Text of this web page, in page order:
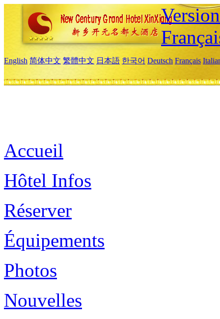
English 简体中文 繁體中文 日本語 한국어 Deutsch Français
Accueil
Hôtel Infos
Réserver
Équipements
Photos
Nouvelles